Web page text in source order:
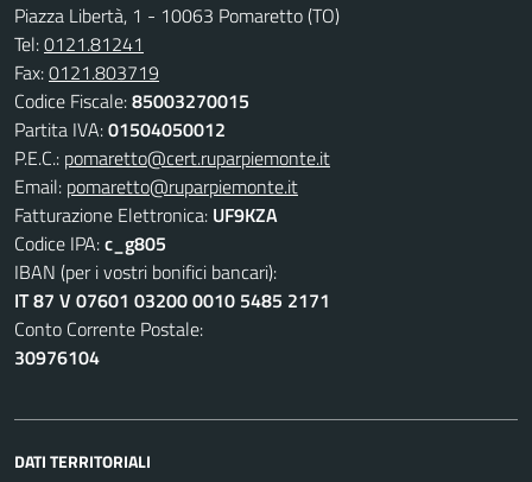
Piazza Libertà, 1 - 10063 Pomaretto (TO)
Tel:0121.81241
Fax:0121.803719
Codice Fiscale:85003270015
Partita IVA:01504050012
P.E.C.: pomaretto@cert.ruparpiemonte.it
Email: pomaretto@ruparpiemonte.it
Fatturazione Elettronica: UF9KZA
Codice IPA:c_g805
IBAN (per i vostri bonifici bancari):
IT 87 V 07601 03200 0010 5485 2171
Conto Corrente Postale:
30976104
DATI TERRITORIALI